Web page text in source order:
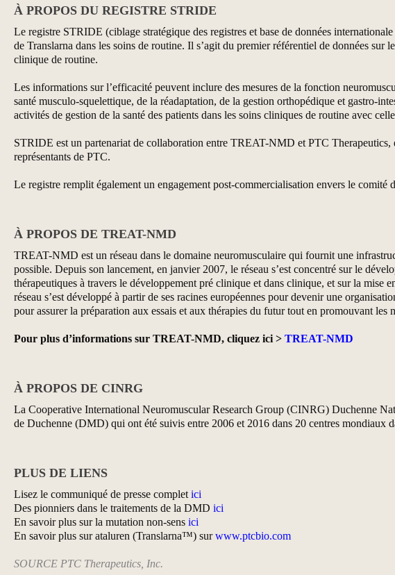
À PROPOS DU REGISTRE STRIDE
Le registre STRIDE (ciblage stratégique des registres et base de données
de Translarna dans les soins de routine. Il s’agit du premier référentiel de données
clinique de routine.
Les informations sur l’efficacité peuvent inclure des mesures de la fonction
santé musculo-squelettique, de la réadaptation, de la gestion orthopédique et gastro-
activités de gestion de la santé des patients dans les soins cliniques de routine avec
STRIDE est un partenariat de collaboration entre TREAT-NMD et PTC Therapeutics,
représentants de PTC.
Le registre remplit également un engagement post-commercialisation envers le comité
À PROPOS DE TREAT-NMD
TREAT-NMD est un réseau dans le domaine neuromusculaire qui fournit une
possible. Depuis son lancement, en janvier 2007, le réseau s’est concentré sur le
thérapeutiques à travers le développement pré clinique et dans clinique, et sur la mise
réseau s’est développé à partir de ses racines européennes pour devenir une
pour assurer la préparation aux essais et aux thérapies du futur tout en promouvant les
Pour plus d’informations sur TREAT-NMD, cliquez ici > TREAT-NMD
À PROPOS DE CINRG
La Cooperative International Neuromuscular Research Group (CINRG) Duchenne
de Duchenne (DMD) qui ont été suivis entre 2006 et 2016 dans 20 centres mondiaux
PLUS DE LIENS
Lisez le communiqué de presse complet ici
Des pionniers dans le traitements de la DMD ici
En savoir plus sur la mutation non-sens ici
En savoir plus sur ataluren (Translarna™) surwww.ptcbio.com
SOURCE PTC Therapeutics, Inc.